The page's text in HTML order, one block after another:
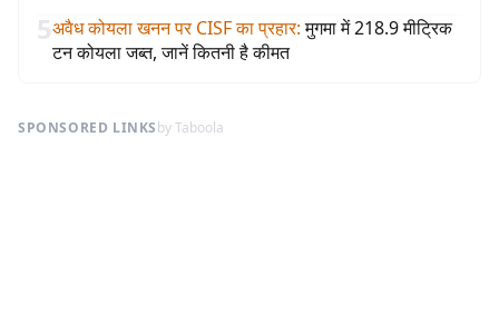
5अवैध कोयला खनन पर CISF का प्रहार: मुगमा में 218.9 मीट्रिक
टन कोयला जब्त, जानें कितनी है कीमत
SPONSORED LINKSby Taboola